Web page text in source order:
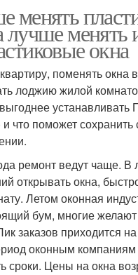
менять
лучше менять
окна
поменять окна
лоджию жилой
устанавливать
что поможет сохранить
ремонт ведут чаще. В
открывать окна,
Летом оконная
бум, многие
заказов приходится на
оконным компаниям
сроки. Цены на окна